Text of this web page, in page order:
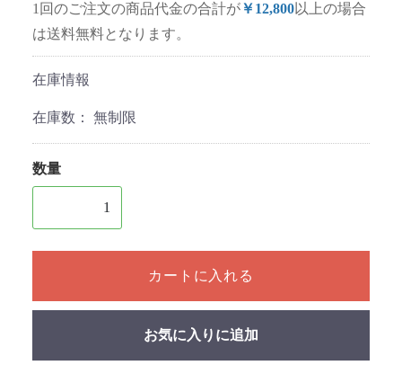
1回のご注文の商品代金の合計が￥12,800以上の場合
は送料無料となります。
在庫情報
在庫数： 無制限
数量
1個以上の数量を入力してください
カートに入れる
お気に入りに追加